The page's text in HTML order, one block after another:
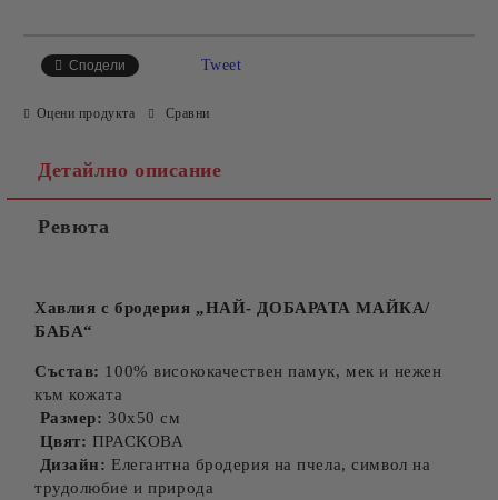
Сподели Tweet
Оцени продукта Сравни
Детайлно описание
Ревюта
Хавлия с бродерия „НАЙ- ДОБАРАТА МАЙКА/
БАБА“
Състав: 100% висококачествен памук, мек и нежен
към кожата
Размер: 30x50 см
Цвят: ПРАСКОВА
Дизайн: Елегантна бродерия на пчела, символ на
трудолюбие и природа